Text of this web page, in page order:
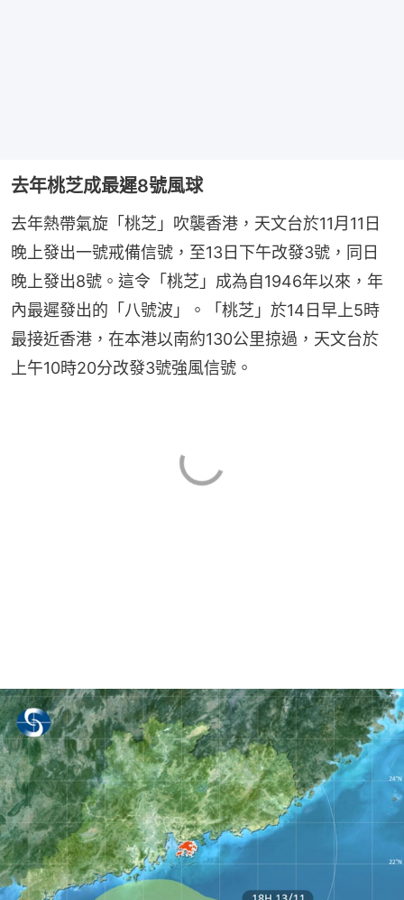
去年桃芝成最遲8號風球
去年熱帶氣旋「桃芝」吹襲香港，天文台於11月11日
晚上發出一號戒備信號，至13日下午改發3號，同日
晚上發出8號。這令「桃芝」成為自1946年以來，年
內最遲發出的「八號波」。「桃芝」於14日早上5時
最接近香港，在本港以南約130公里掠過，天文台於
上午10時20分改發3號強風信號。